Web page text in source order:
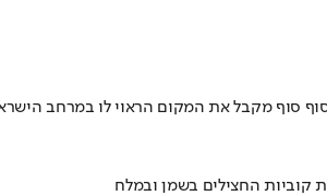
סוף מקבל את המקום הראוי לו במרחב
קוביות החצילים בשמן ובמלח